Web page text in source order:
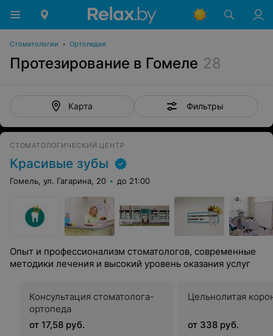
Стоматологии • Ортопедия
Протезирование в Гомеле 28
Карта Фильтры
СТОМАТОЛОГИЧЕСКИЙ ЦЕНТР
Красивые зубы
Гомель, ул. Гагарина, 20 до 21:00
Опыт и профессионализм стоматологов, современные
методики лечения и высокий уровень оказания услуг
Консультация стоматолога-
ортопеда
от 17,58 руб.
Цельнолитая
от 338 руб.